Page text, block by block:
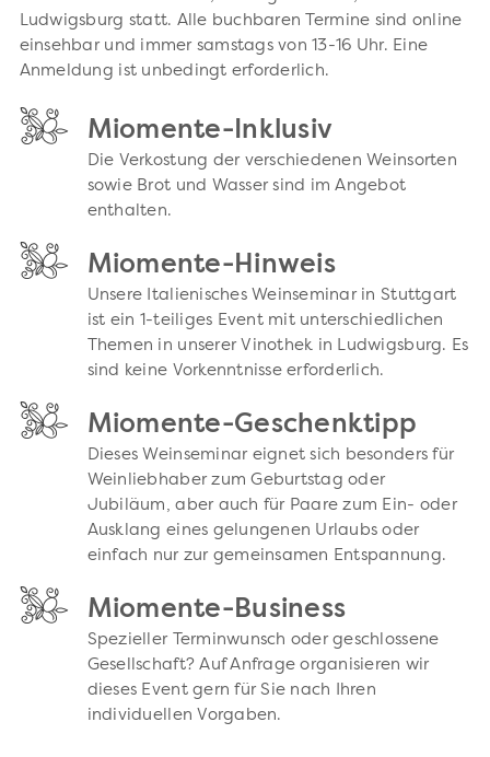
Ludwigsburg statt. Alle buchbaren Termine sind online
einsehbar und immer samstags von 13-16 Uhr. Eine
Anmeldung ist unbedingt erforderlich.
Miomente-Inklusiv
Die Verkostung der verschiedenen Weinsorten
sowie Brot und Wasser sind im Angebot
enthalten.
Miomente-Hinweis
Unsere Italienisches Weinseminar in Stuttgart
ist ein 1-teiliges Event mit unterschiedlichen
Themen in unserer Vinothek in Ludwigsburg. Es
sind keine Vorkenntnisse erforderlich.
Miomente-Geschenktipp
Dieses Weinseminar eignet sich besonders für
Weinliebhaber zum Geburtstag oder
Jubiläum, aber auch für Paare zum Ein- oder
Ausklang eines gelungenen Urlaubs oder
einfach nur zur gemeinsamen Entspannung.
Miomente-Business
Spezieller Terminwunsch oder geschlossene
Gesellschaft? Auf Anfrage organisieren wir
dieses Event gern für Sie nach Ihren
individuellen Vorgaben.